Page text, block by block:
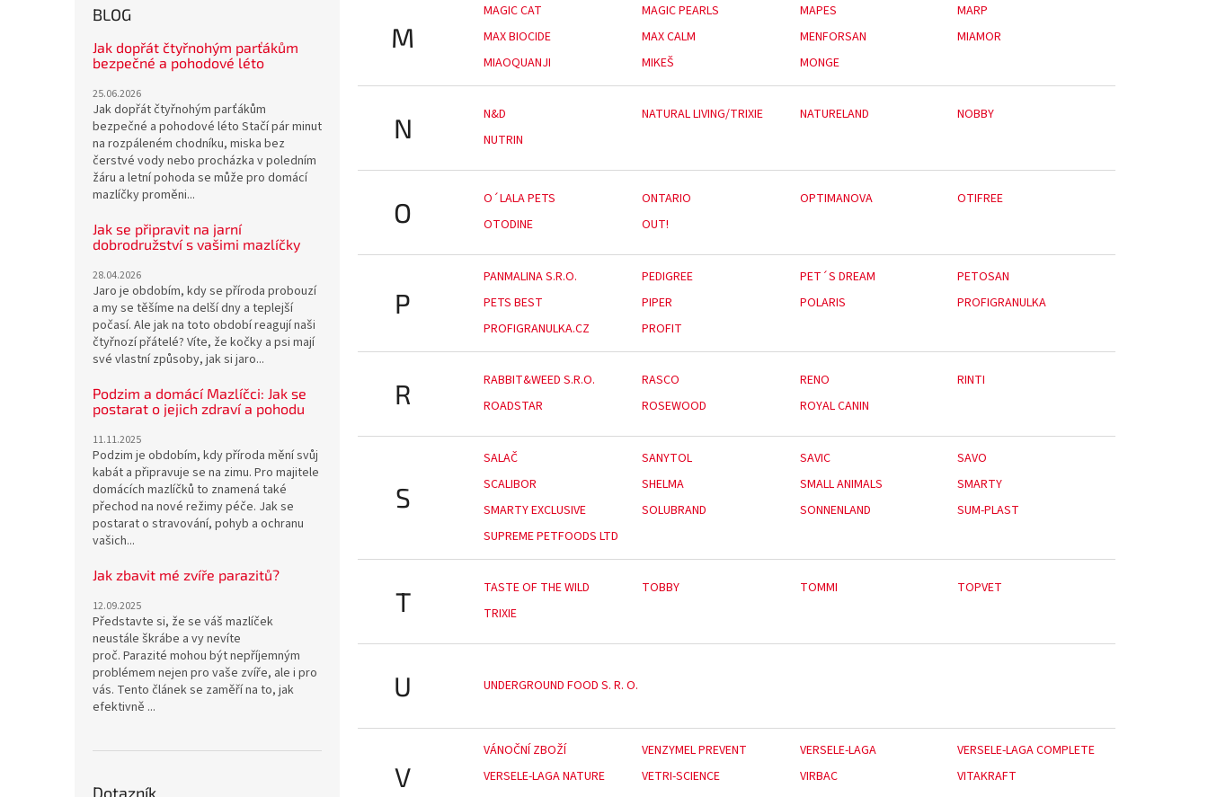
BLOG
Jak dopřát čtyřnohým parťákům
bezpečné a pohodové léto
25.06.2026
Jak dopřát čtyřnohým parťákům
bezpečné a pohodové léto Stačí pár minut
na rozpáleném chodníku, miska bez
čerstvé vody nebo procházka v poledním
žáru a letní pohoda se může pro domácí
mazlíčky proměni...
Jak se připravit na jarní
dobrodružství s vašimi mazlíčky
28.04.2026
Jaro je obdobím, kdy se příroda probouzí
a my se těšíme na delší dny a teplejší
počasí. Ale jak na toto období reagují naši
čtyřnozí přátelé? Víte, že kočky a psi mají
své vlastní způsoby, jak si jaro...
Podzim a domácí Mazlíčci: Jak se
postarat o jejich zdraví a pohodu
11.11.2025
Podzim je obdobím, kdy příroda mění svůj
kabát a připravuje se na zimu. Pro majitele
domácích mazlíčků to znamená také
přechod na nové režimy péče. Jak se
postarat o stravování, pohyb a ochranu
vašich...
Jak zbavit mé zvíře parazitů?
12.09.2025
Představte si, že se váš mazlíček
neustále škrábe a vy nevíte
proč. Parazité mohou být nepříjemným
problémem nejen pro vaše zvíře, ale i pro
vás. Tento článek se zaměří na to, jak
efektivně ...
Dotazník
M
MAGIC CAT MAGIC PEARLS MAPES
MARP
MAX BIOCIDE
MAX CALM MENFORSAN
MIAMOR
MIAOQUANJI
MIKEŠ MONGE
N N&D NATURAL LIVING/TRIXIE NATURELAND
NOBBY
NUTRIN
O O´LALA PETS ONTARIO OPTIMANOVA
OTIFREE
OTODINE
OUT!
P
PANMALINA S.R.O. PEDIGREE PET´S DREAM
PETOSAN
PETS BEST
PIPER POLARIS
PROFIGRANULKA
PROFIGRANULKA.CZ
PROFIT
R RABBIT&WEED S.R.O. RASCO RENO
RINTI
ROADSTAR
ROSEWOOD ROYAL CANIN
S
SALAČ SANYTOL SAVIC
SAVO
SCALIBOR
SHELMA SMALL ANIMALS
SMARTY
SMARTY EXCLUSIVE
SOLUBRAND SONNENLAND
SUM-PLAST
SUPREME PETFOODS LTD
T TASTE OF THE WILD TOBBY TOMMI
TOPVET
TRIXIE
U UNDERGROUND FOOD S. R. O.
V
VÁNOČNÍ ZBOŽÍ VENZYMEL PREVENT VERSELE-LAGA
VERSELE-LAGA COMPLETE
VERSELE-LAGA NATURE
VETRI-SCIENCE VIRBAC
VITAKRAFT